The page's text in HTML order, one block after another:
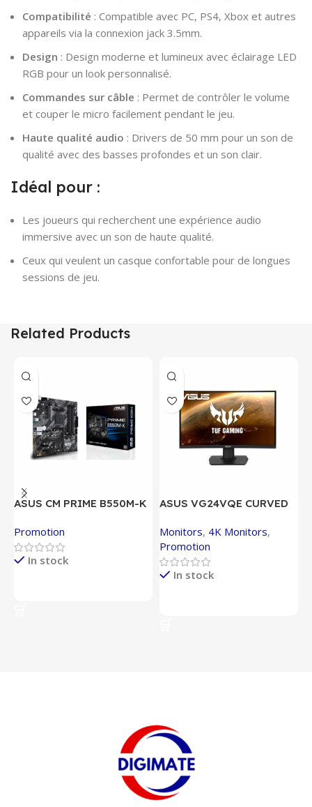
Compatibilité : Compatible avec PC, PS4, Xbox et autres
appareils via la connexion jack 3.5mm.
Design : Design moderne et lumineux avec éclairage LED
RGB pour un look personnalisé.
Commandes sur câble : Permet de contrôler le volume
et couper le micro facilement pendant le jeu.
Haute qualité audio : Drivers de 50 mm pour un son de
qualité avec des basses profondes et un son clair.
Idéal pour :
Les joueurs qui recherchent une expérience audio
immersive avec un son de haute qualité.
Ceux qui veulent un casque confortable pour de longues
sessions de jeu.
Related Products
ASUS CM PRIME B550M-K
Promotion
In stock
ASUS VG24VQE CURVED
Monitors, 4K Monitors,
Promotion
In stock